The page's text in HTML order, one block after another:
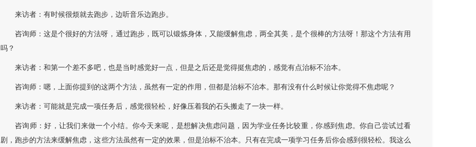
来访者：有时候很烦就去跑步，边听音乐边跑步。
咨询师：这是个很好的方法呀，通过跑步，既可以锻炼身体，又能缓解焦虑，两全其美，是个很棒的方法呀！那这个方法有用
吗？
来访者：和第一个差不多吧，也是当时感觉好一点，但是之后还是觉得挺焦虑的，感觉有点治标不治本。
咨询师：嗯，上面你提到的这两个方法，虽然有一定的作用，但都是治标不治本。那有没有什么时候让你觉得不焦虑呢？
来访者：可能就是完成一项任务后，感觉很轻松，好像压着我的石头搬走了一块一样。
咨询师：好，让我们来做一个小结。你今天来呢，是想解决焦虑问题，因为学业任务比较重，你感到焦虑。你自己尝试过看
剧，跑步的方法来缓解焦虑，这些方法虽然有一定的效果，但是治标不治本。只有在完成一项学习任务后你会感到很轻松。我这么